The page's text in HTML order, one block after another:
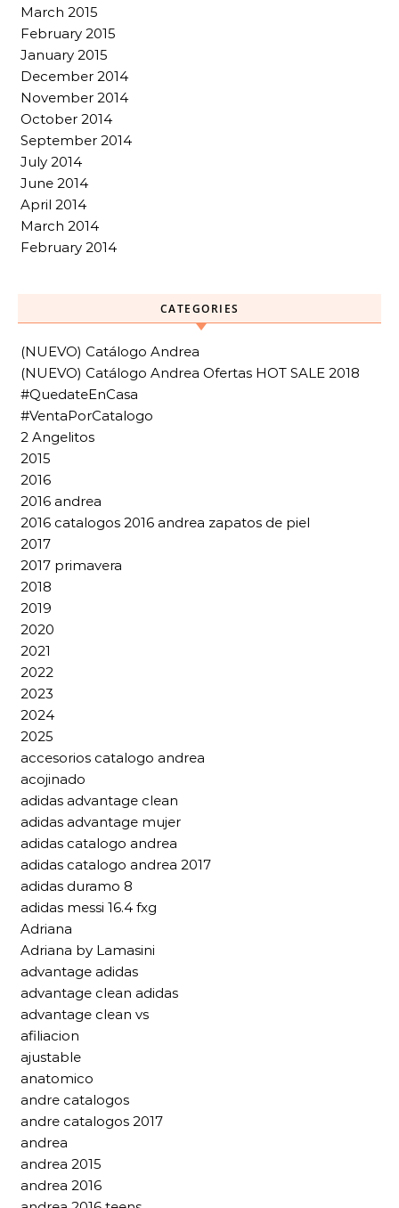
March 2015
February 2015
January 2015
December 2014
November 2014
October 2014
September 2014
July 2014
June 2014
April 2014
March 2014
February 2014
CATEGORIES
(NUEVO) Catálogo Andrea
(NUEVO) Catálogo Andrea Ofertas HOT SALE 2018
#QuedateEnCasa
#VentaPorCatalogo
2 Angelitos
2015
2016
2016 andrea
2016 catalogos 2016 andrea zapatos de piel
2017
2017 primavera
2018
2019
2020
2021
2022
2023
2024
2025
accesorios catalogo andrea
acojinado
adidas advantage clean
adidas advantage mujer
adidas catalogo andrea
adidas catalogo andrea 2017
adidas duramo 8
adidas messi 16.4 fxg
Adriana
Adriana by Lamasini
advantage adidas
advantage clean adidas
advantage clean vs
afiliacion
ajustable
anatomico
andre catalogos
andre catalogos 2017
andrea
andrea 2015
andrea 2016